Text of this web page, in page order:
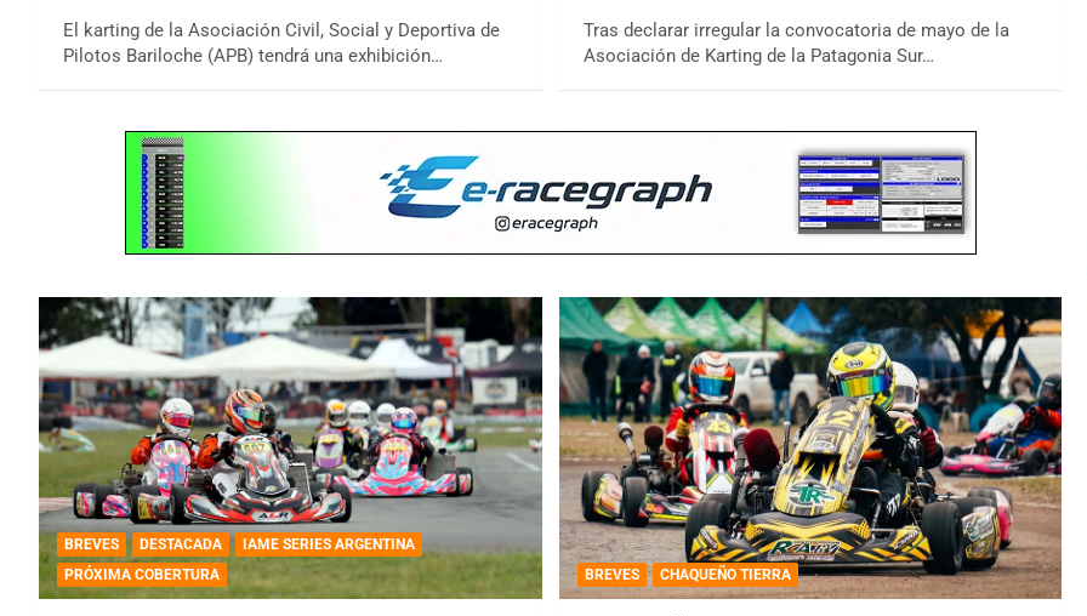
El karting de la Asociación Civil, Social y Deportiva de
Pilotos Bariloche (APB) tendrá una exhibición…
Tras declarar irregular la convocatoria de mayo de la
Asociación de Karting de la Patagonia Sur…
BREVES DESTACADA
IAME SERIES ARGENTINA
PRÓXIMA COBERTURA
BREVES CHAQUEÑO TIERRA